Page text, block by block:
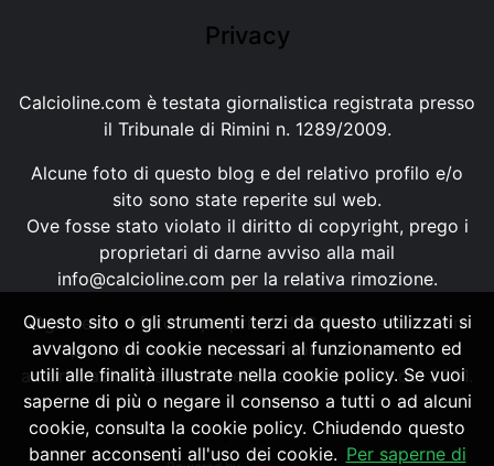
Privacy
Calcioline.com è testata giornalistica registrata presso
il Tribunale di Rimini n. 1289/2009.
Alcune foto di questo blog e del relativo profilo e/o
sito sono state reperite sul web.
Ove fosse stato violato il diritto di copyright, prego i
proprietari di darne avviso alla mail
info@calcioline.com per la relativa rimozione.
Ogni testo e foto di proprietà di Calcioline.com non
possono essere copiati o riprodotti, senza
autorizzazione, ai sensi della normativa n.29 del 2001.
Questo sito o gli strumenti terzi da questo utilizzati si
avvalgono di cookie necessari al funzionamento ed
utili alle finalità illustrate nella cookie policy. Se vuoi
saperne di più o negare il consenso a tutti o ad alcuni
cookie, consulta la cookie policy. Chiudendo questo
banner acconsenti all'uso dei cookie. Per saperne di